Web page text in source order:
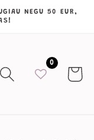
NEGU 50 EUR,
0